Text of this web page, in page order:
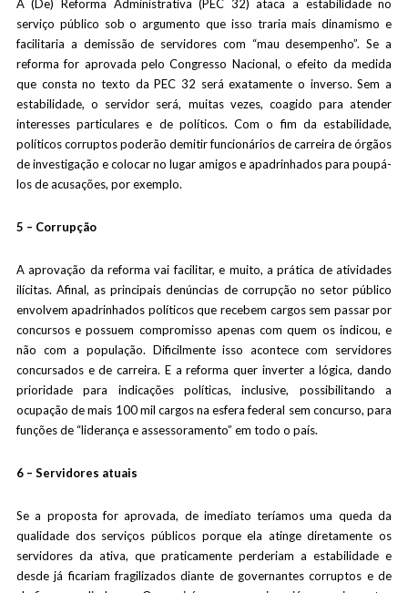
A (De) Reforma Administrativa (PEC 32) ataca a estabilidade no
serviço público sob o argumento que isso traria mais dinamismo e
facilitaria a demissão de servidores com “mau desempenho”. Se a
reforma for aprovada pelo Congresso Nacional, o efeito da medida
que consta no texto da PEC 32 será exatamente o inverso. Sem a
estabilidade, o servidor será, muitas vezes, coagido para atender
interesses particulares e de políticos. Com o fim da estabilidade,
políticos corruptos poderão demitir funcionários de carreira de órgãos
de investigação e colocar no lugar amigos e apadrinhados para poupá-
los de acusações, por exemplo.
5 – Corrupção
A aprovação da reforma vai facilitar, e muito, a prática de atividades
ilícitas. Afinal, as principais denúncias de corrupção no setor público
envolvem apadrinhados políticos que recebem cargos sem passar por
concursos e possuem compromisso apenas com quem os indicou, e
não com a população. Dificilmente isso acontece com servidores
concursados e de carreira. E a reforma quer inverter a lógica, dando
prioridade para indicações políticas, inclusive, possibilitando a
ocupação de mais 100 mil cargos na esfera federal sem concurso, para
funções de “liderança e assessoramento” em todo o país.
6 – Servidores atuais
Se a proposta for aprovada, de imediato teríamos uma queda da
qualidade dos serviços públicos porque ela atinge diretamente os
servidores da ativa, que praticamente perderiam a estabilidade e
desde já ficariam fragilizados diante de governantes corruptos e de